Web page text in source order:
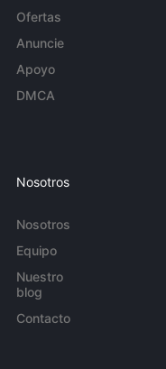
Ofertas
Anuncie
Apoyo
DMCA
Nosotros
Nosotros
Equipo
Nuestro
blog
Contacto